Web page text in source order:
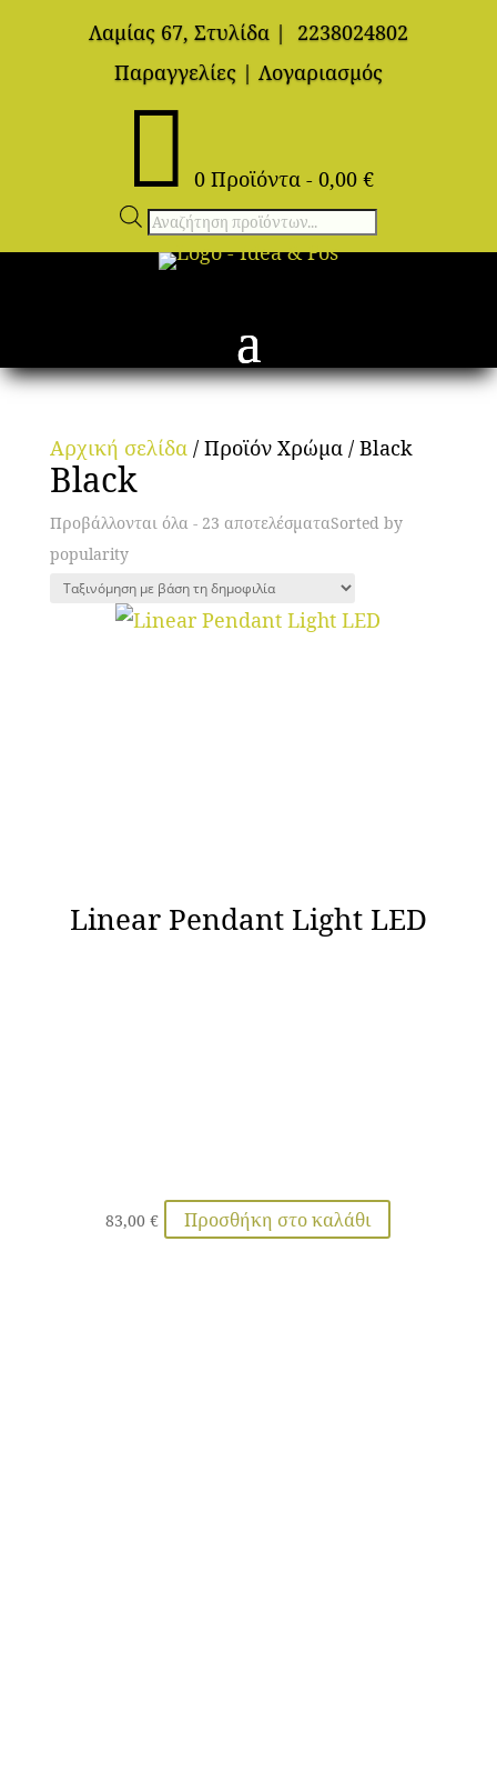
Λαμίας 67, Στυλίδα |
2238024802
Παραγγελίες | Λογαριασμός
 0 Προϊόντα - 0,00 €
Αναζήτηση
προϊόντων
Αρχική σελίδα/ Προϊόν Χρώμα / Black
Black
Προβάλλονται όλα - 23 αποτελέσματαSorted by
popularity
Linear Pendant Light LED
83,00€ Προσθήκη στο καλάθι